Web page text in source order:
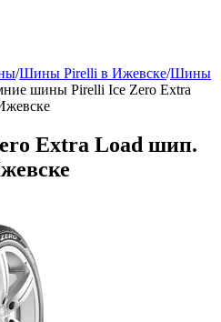
/Шины Pirelli в Ижевске/Шины
шины Pirelli Ice Zero Extra
Extra Load шип.